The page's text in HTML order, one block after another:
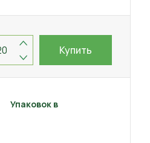
Купить
Упаковок в